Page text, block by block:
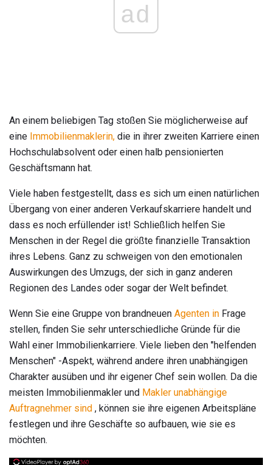
ad
An einem beliebigen Tag stoßen Sie möglicherweise auf
eine Immobilienmaklerin, die in ihrer zweiten Karriere einen
Hochschulabsolvent oder einen halb pensionierten
Geschäftsmann hat.
Viele haben festgestellt, dass es sich um einen natürlichen
Übergang von einer anderen Verkaufskarriere handelt und
dass es noch erfüllender ist! Schließlich helfen Sie
Menschen in der Regel die größte finanzielle Transaktion
ihres Lebens. Ganz zu schweigen von den emotionalen
Auswirkungen des Umzugs, der sich in ganz anderen
Regionen des Landes oder sogar der Welt befindet.
Wenn Sie eine Gruppe von brandneuen Agenten in Frage
stellen, finden Sie sehr unterschiedliche Gründe für die
Wahl einer Immobilienkarriere. Viele lieben den "helfenden
Menschen" -Aspekt, während andere ihren unabhängigen
Charakter ausüben und ihr eigener Chef sein wollen. Da die
meisten Immobilienmakler und Makler unabhängige
Auftragnehmer sind , können sie ihre eigenen Arbeitspläne
festlegen und ihre Geschäfte so aufbauen, wie sie es
möchten.